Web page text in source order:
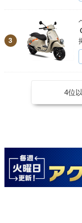
3
4位